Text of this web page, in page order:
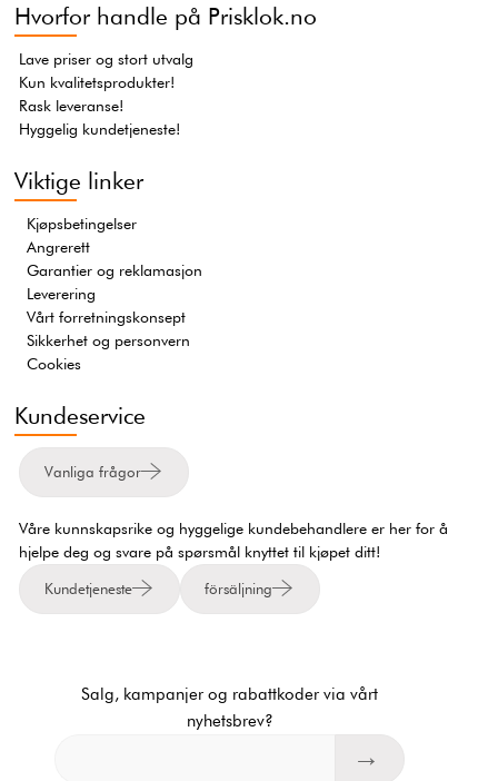
Hvorfor handle på Prisklok.no
Lave priser og stort utvalg
Kun kvalitetsprodukter!
Rask leveranse!
Hyggelig kundetjeneste!
Viktige linker
Kjøpsbetingelser
Angrerett
Garantier og reklamasjon
Leverering
Vårt forretningskonsept
Sikkerhet og personvern
Cookies
Kundeservice
Vanliga frågor
Våre kunnskapsrike og hyggelige kundebehandlere er her for å
hjelpe deg og svare på spørsmål knyttet til kjøpet ditt!
Kundetjeneste försäljning
Salg, kampanjer og rabattkoder via vårt
nyhetsbrev?